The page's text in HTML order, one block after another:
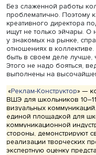
Иллюстрация: Росстат
Дальше креативный
проекта,
получилось три
конкурс на символ
продуктов. При
ролики также должны
охватить все
населения это были
транслирующий
приключениях Випина
мультфильм о